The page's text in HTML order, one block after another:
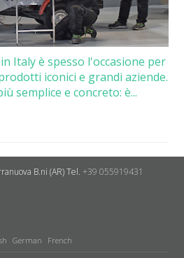
Italy è spesso l'occasione per
iconici e grandi aziende.
semplice e concreto: è...
B.ni (AR)Tel. +39 055919431
German French